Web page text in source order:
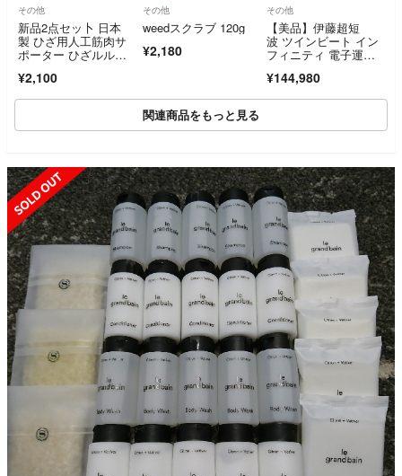
その他
新品2点セッ卜 日本
製 ひざ用人工筋肉サ
ポーター ひざルル
¥2,100
その他
weedスクラブ 120g
¥2,180
その他
【美品】伊藤超短
波 ツインビート イン
フィニティ 電子運動
グ フェイシャルケ
ア EMS マイクロカレ
¥144,980
関連商品をもっと見る
SOLD OUT